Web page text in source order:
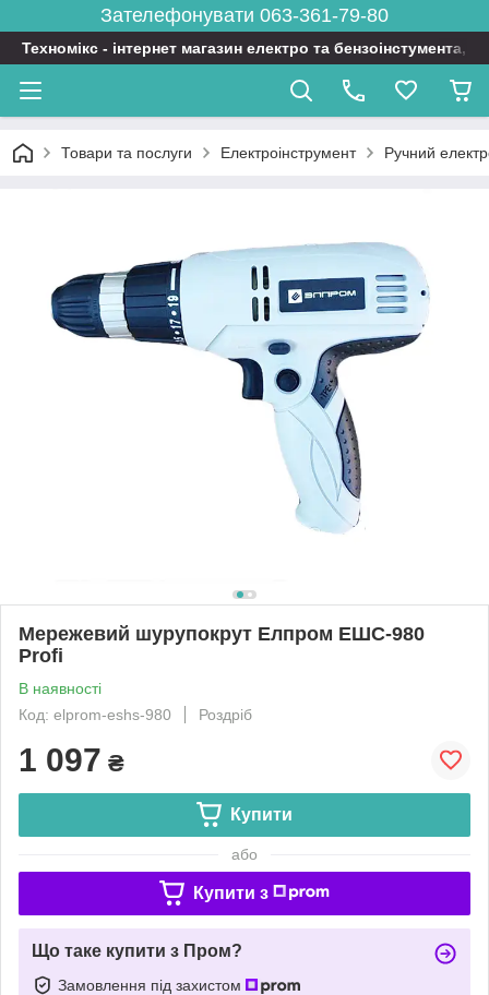
Зателефонувати 063-361-79-80
Техномікс - інтернет магазин електро та бензоінстумента,
Товари та послуги Електроінструмент Ручний
Мережевий шурупокрут Елпром ЕШС-980
Profi
В наявності
Код: elprom-eshs-980
Роздріб
1 097 ₴
Купити
або
Купити з
Що таке купити з Пром?
Замовлення під захистом